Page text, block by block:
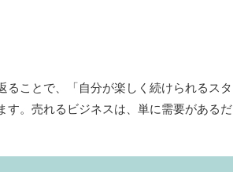
ことで、「自分が楽しく続けられるスタ
す。売れるビジネスは、単に需要があるだ